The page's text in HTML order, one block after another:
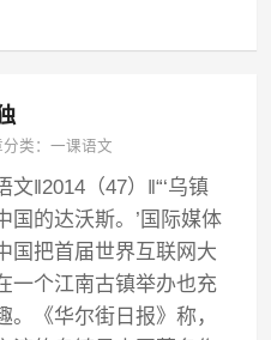
分类：一课语文
文‖2014（47）‖“‘乌镇
的达沃斯。’国际媒体
国把首届世界互联网大
一个江南古镇举办也充
。《华尔街日报》称，